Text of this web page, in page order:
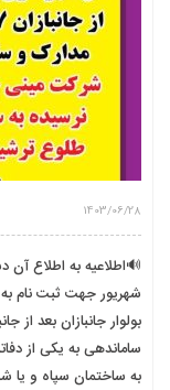
1403/06/28
🔊اطلاعیه به اطلاع
شهریور جهت ثبت نام
ساماندهی به یکی از
به ساختمان سپاه و